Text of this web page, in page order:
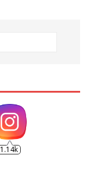
1.14k